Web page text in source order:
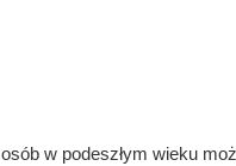
w podeszłym wieku